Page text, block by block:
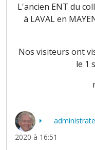
L'ancien ENT du
à LAVAL en
Nos visiteurs ont
le 1
2020 à 16:51